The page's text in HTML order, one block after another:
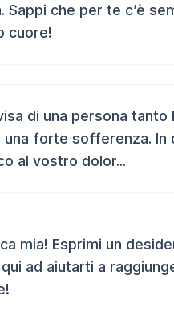
Sappi che per te c’è
cuore!
di una persona tanto
una forte sofferenza. In
al vostro dolor...
mia! Esprimi un
ad aiutarti a